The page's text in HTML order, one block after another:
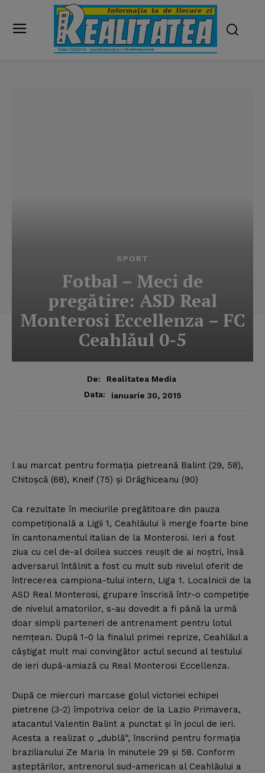
SPORT
Fotbal – Meci de
pregătire: ASD Real
Monterosi Eccellenza – FC
Ceahlăul 0-5
De:
Realitatea Media
Data:
ianuarie 30, 2015
l au marcat pentru formaţia pietreană Balint (29, 58),
Chitoşcă (68), Kneif (75) şi Drăghiceanu (90)
Ca rezultate în meciurile pregătitoare din pauza
competiţională a Ligii 1, Ceahlăului ìi merge foarte bine
în cantonamentul italian de la Monterosi. Ieri a fost
ziua cu cel de-al doilea succes reuşit de ai noştri, însă
adversarul întâlnit a fost cu mult sub nivelul oferit de
întrecerea campiona-tului intern, Liga 1. Localnicii de la
ASD Real Monterosi, grupare înscrisă într-o competiţie
de nivelul amatorilor, s-au dovedit a fi până la urmă
doar simpli parteneri de antrenament pentru lotul
nemţean. După 1-0 la finalul primei reprize, Ceahlăul a
câştigat mult mai convingător actul secund al testului
de ieri după-amiază cu Real Monterosi Eccellenza.
După ce miercuri marcase golul victoriei echipei
pietrene (3-2) împotriva celor de la Lazio Primavera,
atacantul Valentin Balint a punctat şi în jocul de ieri.
Acesta a realizat o „dublă“, înscriind pentru formaţia
brazilianului Ze Maria în minutele 29 şi 58. Conform
aşteptărilor, antrenorul sud-american al Ceahlăului a